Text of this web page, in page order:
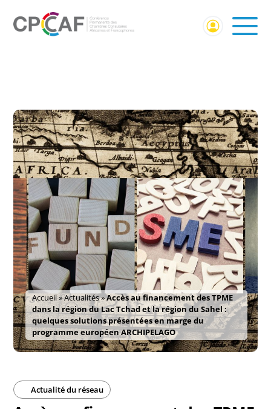
Accueil»Actualités»Accès au financement des TPME
dans la région du Lac Tchad et la région du Sahel :
quelques solutions présentées en marge du
programme européen ARCHIPELAGO
Actualité du réseau